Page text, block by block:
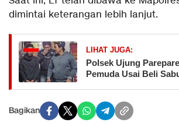
dimintai keterangan lebih lanjut.
LIHAT JUGA:
Polsek Ujung
Pemuda Usai Beli
Bagikan